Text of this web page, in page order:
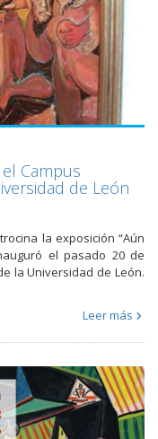
Campus
de León
la exposición “Aún
el pasado 20 de
la Universidad de León.
Leer más